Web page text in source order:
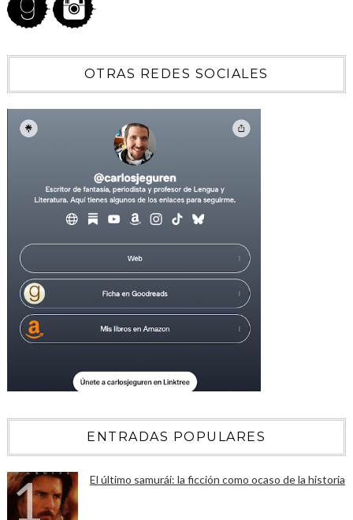
OTRAS REDES SOCIALES
ENTRADAS POPULARES
El último samurái: la ficción como ocaso de la historia